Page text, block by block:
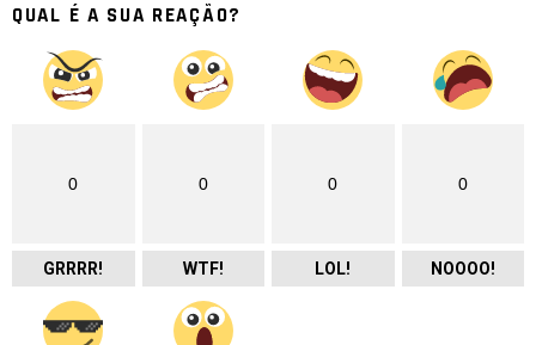
QUAL É A SUA REAÇÃO?
0
GRRRR!
0
WTF!
0
LOL!
0
NOOOO!